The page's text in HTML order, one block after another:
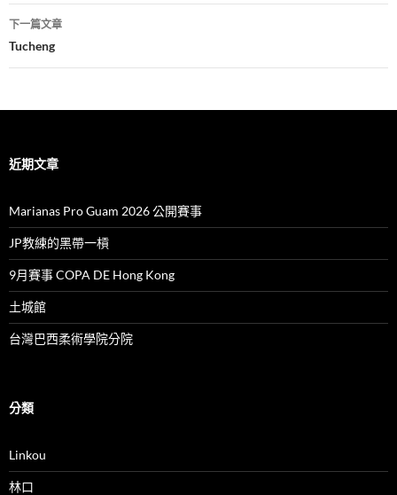
導
覽
下一篇文章
Tucheng
近期文章
Marianas Pro Guam 2026 公開賽事
JP教練的黑帶一槓
9月賽事 COPA DE Hong Kong
土城館
台灣巴西柔術學院分院
分類
Linkou
林口